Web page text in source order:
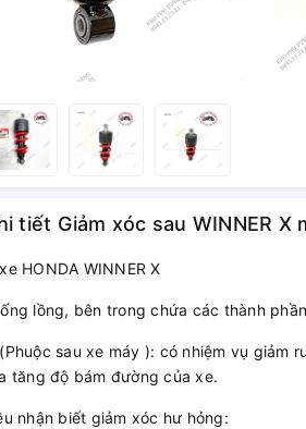
tiết Giảm xóc sau WINNER X
HONDA WINNER X
lồng, bên trong chứa các thành
sau xe máy ): có nhiệm vụ giảm
tăng độ bám đường của xe.
nhận biết giảm xóc hư hỏng: